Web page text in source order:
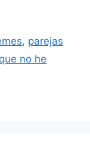
, parejas
no he